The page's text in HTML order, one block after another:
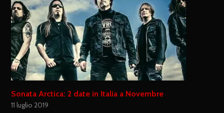
Sonata Arctica: 2 date in Italia a Novembre
11 luglio 2019